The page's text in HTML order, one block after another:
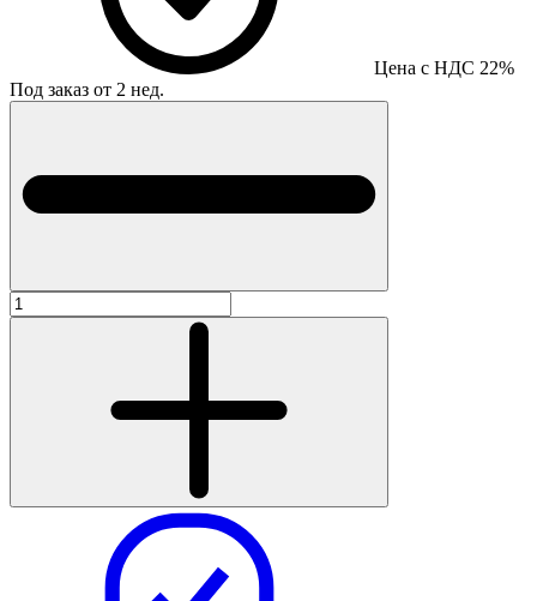
Цена с НДС 22%
Под заказ от 2 нед.